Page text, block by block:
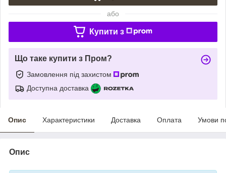
або
Купити з
Що таке купити з Пром?
Замовлення під захистом
Доступна доставка
Опис Характеристики Доставка Оплата Умови
Опис